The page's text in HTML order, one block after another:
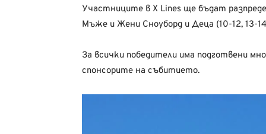
Участниците в X Lines ще бъдат
Мъже и Жени Сноуборд и Деца (10-12, 13-
За всички победители има подготвени
спонсорите на събитието.